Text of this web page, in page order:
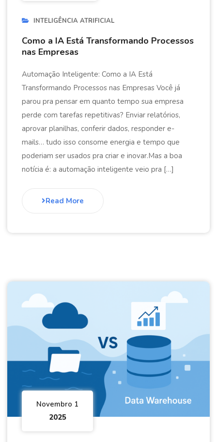
INTELIGÊNCIA ATRIFICIAL
Como a IA Está Transformando Processos
nas Empresas
Automação Inteligente: Como a IA Está
Transformando Processos nas Empresas Você já
parou pra pensar em quanto tempo sua empresa
perde com tarefas repetitivas? Enviar relatórios,
aprovar planilhas, conferir dados, responder e-
mails… tudo isso consome energia e tempo que
poderiam ser usados pra criar e inovar.Mas a boa
notícia é: a automação inteligente veio pra […]
Read More
Novembro 1
2025